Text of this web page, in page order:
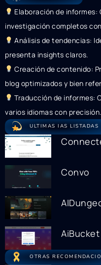
Elaboración de informes:
investigación completos
Análisis de tendencias:
presenta insights claros.
Creación de contenido:
blog optimizados y bien
Traducción de informes:
varios idiomas con precisión.
ULTIMAS IAS LISTADAS
Convo
AiBucket
OTRAS